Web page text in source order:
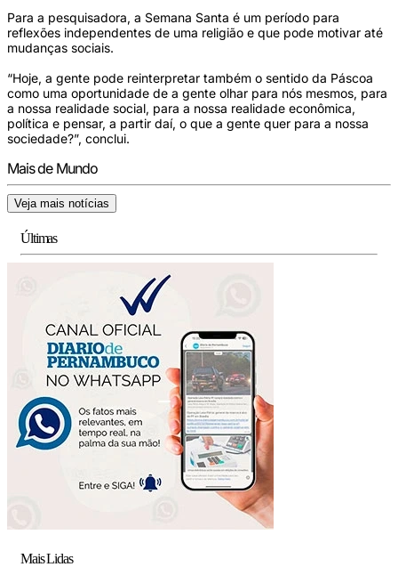
Para a pesquisadora, a Semana Santa é um período para
reflexões independentes de uma religião e que pode motivar até
mudanças sociais.
“Hoje, a gente pode reinterpretar também o sentido da Páscoa
como uma oportunidade de a gente olhar para nós mesmos, para
a nossa realidade social, para a nossa realidade econômica,
política e pensar, a partir daí, o que a gente quer para a nossa
sociedade?”, conclui.
Mais de Mundo
Veja mais notícias
Últimas
Mais Lidas